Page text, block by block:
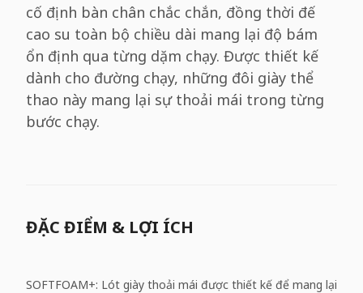
cố định bàn chân chắc chắn, đồng thời đế
cao su toàn bộ chiều dài mang lại độ bám
ổn định qua từng dặm chạy. Được thiết kế
dành cho đường chạy, những đôi giày thể
thao này mang lại sự thoải mái trong từng
bước chạy.
ĐẶC ĐIỂM & LỢI ÍCH
SOFTFOAM+: Lót giày thoải mái được thiết kế để mang lại